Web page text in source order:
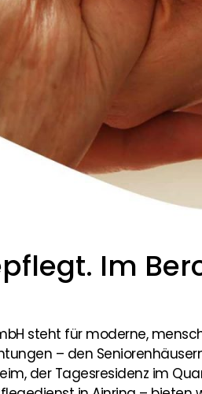
Im
steht für moderne,
– den
der Tagesresidenz im